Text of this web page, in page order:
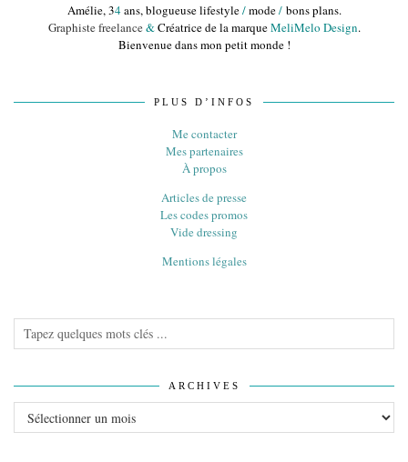
Amélie, 34ans, blogueuse lifestyle/mode/bons plans.
Graphiste freelance&Créatrice de la marqueMeliMelo Design.
Bienvenue dans mon petit monde !
PLUS D’INFOS
Me contacter
Mes partenaires
À propos
Articles de presse
Les codes promos
Vide dressing
Mentions légales
ARCHIVES